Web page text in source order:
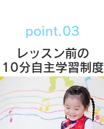
point.03
レッスン前の
10分自主学習制度